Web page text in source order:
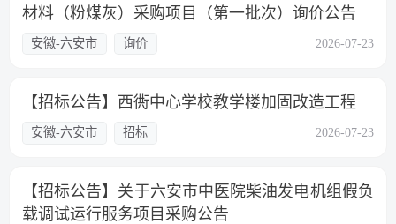
材料（粉煤灰）采购项目（第一批次）询价公告
安徽-六安市 询价 2026-07-23
【招标公告】西衖中心学校教学楼加固改造工程
安徽-六安市 招标 2026-07-23
【招标公告】关于六安市中医院柴油发电机组假负
载调试运行服务项目采购公告